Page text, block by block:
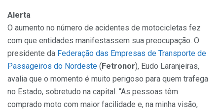
Alerta
O aumento no número de acidentes de motocicletas fez
com que entidades manifestassem sua preocupação. O
presidente da Federação das Empresas de Transporte de
Passageiros do Nordeste (Fetronor), Eudo Laranjeiras,
avalia que o momento é muito perigoso para quem trafega
no Estado, sobretudo na capital. “As pessoas têm
comprado moto com maior facilidade e, na minha visão,